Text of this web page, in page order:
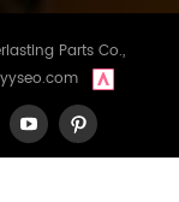
Parts Co.,